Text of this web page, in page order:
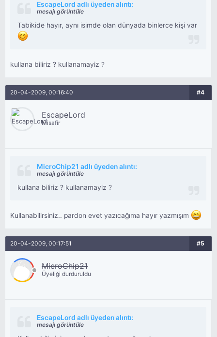
EscapeLord adlı üyeden alıntı:
mesajı görüntüle
Tabikide hayır, aynı isimde olan dünyada binlerce kişi var
kullana biliriz ? kullanamayiz ?
20-04-2009, 00:16:40 #4
EscapeLord
Misafir
MicroChip21 adlı üyeden alıntı:
mesajı görüntüle
kullana biliriz ? kullanamayiz ?
Kullanabilirsiniz.. pardon evet yazıcağıma hayır yazmışım
20-04-2009, 00:17:51 #5
MicroChip21
Üyeliği durduruldu
EscapeLord adlı üyeden alıntı:
mesajı görüntüle